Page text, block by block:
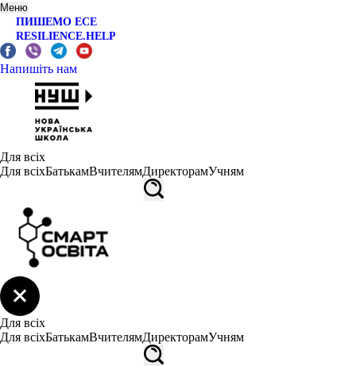
Меню
ПИШЕМО ЕСЕ
RESILIENCE.HELP
Напишіть нам
Для всіх
Для всіхБатькамВчителямДиректорамУчням
Для всіх
Для всіхБатькамВчителямДиректорамУчням